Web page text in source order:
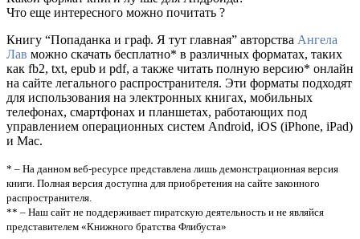
Что еще интересного можно почитать ?
Книгу “Попаданка и граф. Я тут главная” авторства Ангела
Лав можно скачать бесплатно* в различных форматах, таких
как fb2, txt, epub и pdf, а также читать полную версию* онлайн
на сайте легального распространителя. Эти форматы подходят
для использования на электронных книгах, мобильных
телефонах, смартфонах и планшетах, работающих под
управлением операционных систем Android, iOS (iPhone, iPad)
и Mac.
* – На данном веб-ресурсе представлена лишь демонстрационная версия
книги. Полная версия доступна для приобретения на сайте законного
распространителя.
** – Наш сайт не поддерживает пиратскую деятельность и не являйся
представителем «Книжного братства Флибуста»